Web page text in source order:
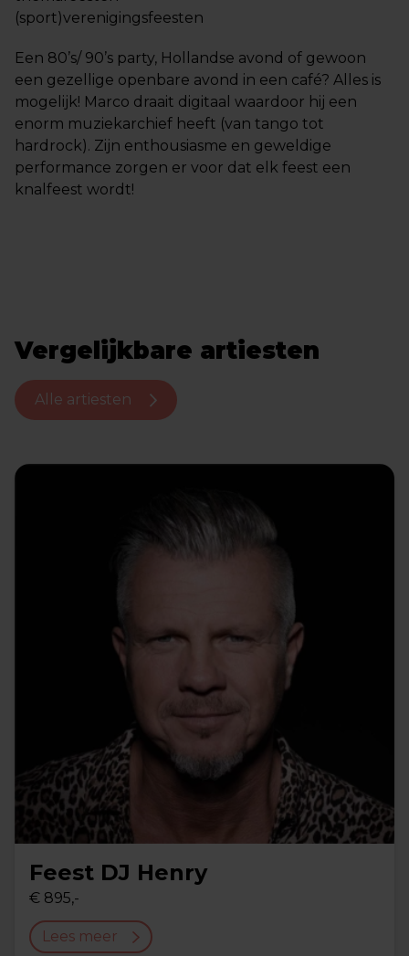
(sport)verenigingsfeesten
Een 80’s/ 90’s party, Hollandse avond of gewoon
een gezellige openbare avond in een café? Alles is
mogelijk! Marco draait digitaal waardoor hij een
enorm muziekarchief heeft (van tango tot
hardrock). Zijn enthousiasme en geweldige
performance zorgen er voor dat elk feest een
knalfeest wordt!
Vergelijkbare artiesten
Alle artiesten
Feest DJ Henry
€ 895,-
Lees meer